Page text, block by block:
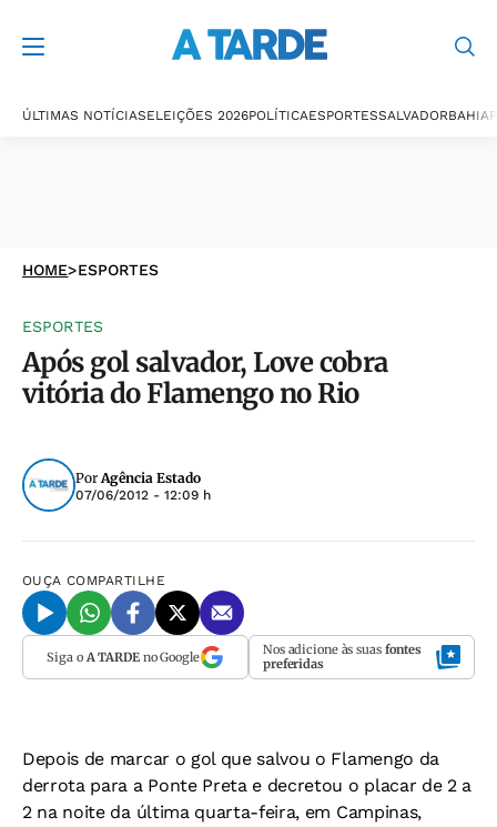
ÚLTIMAS NOTÍCIASELEIÇÕES 2026POLÍTICAESPORTESSALVADORBAHIA
HOME>ESPORTES
ESPORTES
Após gol salvador, Love cobra
vitória do Flamengo no Rio
PorAgência Estado
07/06/2012 - 12:09 h
OUÇA COMPARTILHE
Siga o A TARDEno Google Nos adicione às suas fontes
preferidas
Depois de marcar o gol que salvou o Flamengo da
derrota para a Ponte Preta e decretou o placar de 2 a
2 na noite da última quarta-feira, em Campinas,